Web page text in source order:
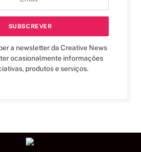
a newsletter da Creative News
ocasionalmente informações
produtos e serviços.